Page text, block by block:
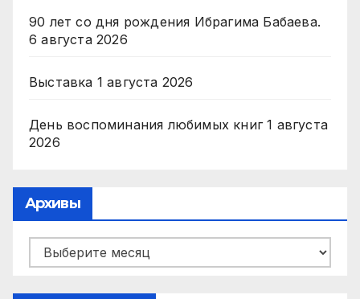
90 лет со дня рождения Ибрагима Бабаева.
6 августа 2026
Выставка 1 августа 2026
День воспоминания любимых книг 1 августа
2026
Архивы
Архивы